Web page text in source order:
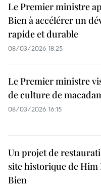
Le Premier ministre
Bien à accélérer un
rapide et durable
08/03/2026 18:25
Le Premier ministre
de culture de
08/03/2026 16:15
Un projet de
site historique de Him
Bien